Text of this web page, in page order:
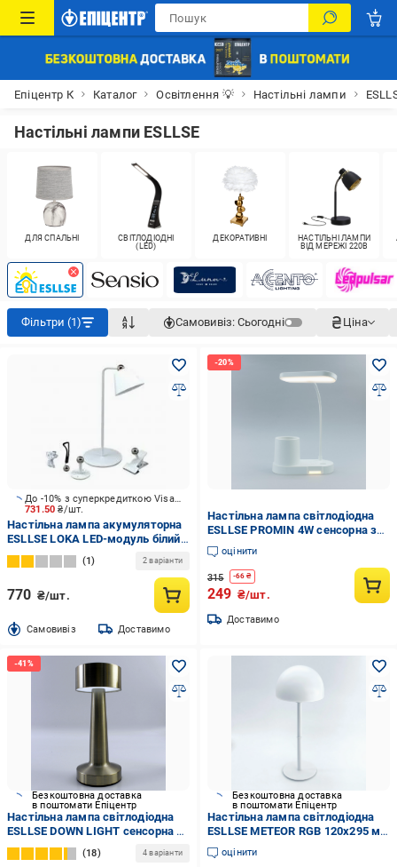
Епіцентр К Каталог Освітлення 💡 Настільні лампи
Настільні лампи ESLLSE
ДЛЯ СПАЛЬНІ
СВІТЛОДІОДНІ
(LED)
ДЕКОРАТИВНІ
НАСТІЛЬНІ ЛАМПИ
ВІД МЕРЕЖІ 220В
Фільтри (1) Самовивіз: Сьогодні Ціна
731.50₴/шт.
До -10% з суперкредиткою Visa Вигода
Настільна лампа акумуляторна
ESLLSE LOKA LED-модуль білий
10443
1 2 варіанти
770 ₴/шт.
Cамовивіз Доставимо
Настільна лампа світлодіодна
ESLLSE PROMIN 4W сенсорна з
акумулятором Білий (10632)
оцінити
315 -66 ₴
249 ₴/шт.
Доставимо
Безкоштовна доставка
в поштомати Епіцентр
Настільна лампа світлодіодна
ESLLSE DOWN LIGHT сенсорна з
акумулятором 2 Вт Золотий
(10318)
18 4 варіанти
Безкоштовна доставка
в поштомати Епіцентр
Настільна лампа світлодіодна
ESLLSE METEOR RGB 120x295 мм
сенсорна з акумулятором Білий
(10669)
оцінити